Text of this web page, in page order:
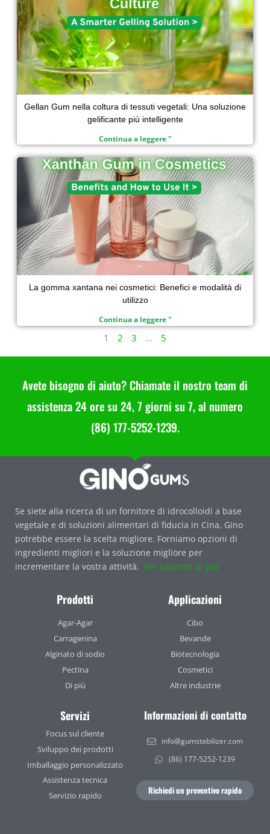
Gellan Gum nella coltura di tessuti vegetali: Una soluzione
gelificante più intelligente
Continua a leggere "
La gomma xantana nei cosmetici: Benefici e modalità di
utilizzo
Continua a leggere "
1 2 3 ... 5
Avete bisogno di aiuto? Chiamate il nostro team di
assistenza 24 ore su 24, 7 giorni su 7, al numero
(86) 177-5252-1239.
Se siete alla ricerca di un fornitore di idrocolloidi a base
vegetale e di soluzioni alimentari di fiducia in Cina, Gino
potrebbe essere la scelta migliore. Forniamo opzioni di
ingredienti migliori e la soluzione migliore per
incrementare la vostra attività. Per saperne di più
Prodotti
Agar-Agar
Carragenina
Alginato di sodio
Pectina
Di più
Applicazioni
Cibo
Bevande
Biotecnologia
Cosmetici
Altre industrie
Servizi
Focus sul cliente
Sviluppo dei prodotti
Imballaggio personalizzato
Assistenza tecnica
Servizio rapido
Informazioni di contatto
info@gumstabilizer.com
(86) 177-5252-1239
Richiedi un preventivo rapido